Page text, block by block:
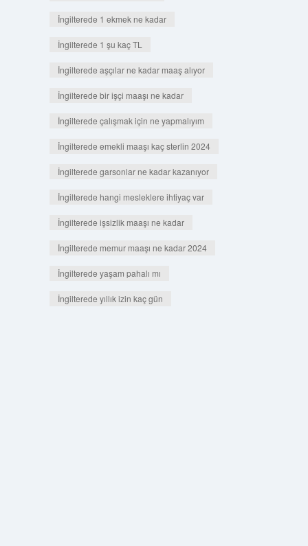
İngilterede 1 ekmek ne kadar
İngilterede 1 şu kaç TL
İngilterede aşçılar ne kadar maaş alıyor
İngilterede bir işçi maaşı ne kadar
İngilterede çalışmak için ne yapmalıyım
İngilterede emekli maaşı kaç sterlin 2024
İngilterede garsonlar ne kadar kazanıyor
İngilterede hangi mesleklere ihtiyaç var
İngilterede işsizlik maaşı ne kadar
İngilterede memur maaşı ne kadar 2024
İngilterede yaşam pahalı mı
İngilterede yıllık izin kaç gün